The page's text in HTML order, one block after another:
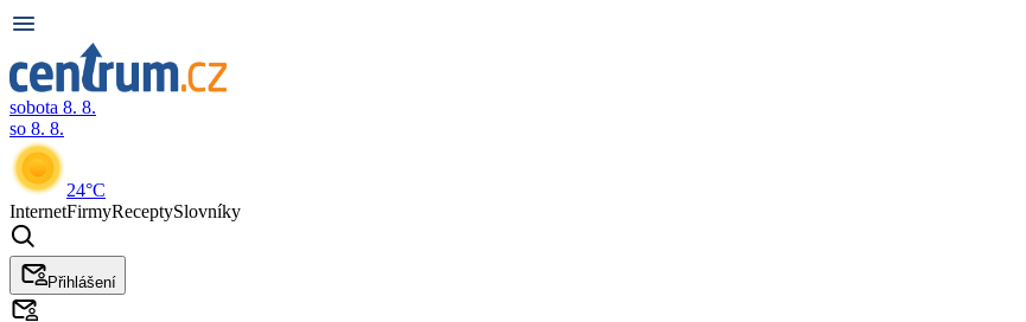
sobota 8. 8.
so 8. 8.
24°C
InternetFirmyReceptySlovníky
Přihlášení